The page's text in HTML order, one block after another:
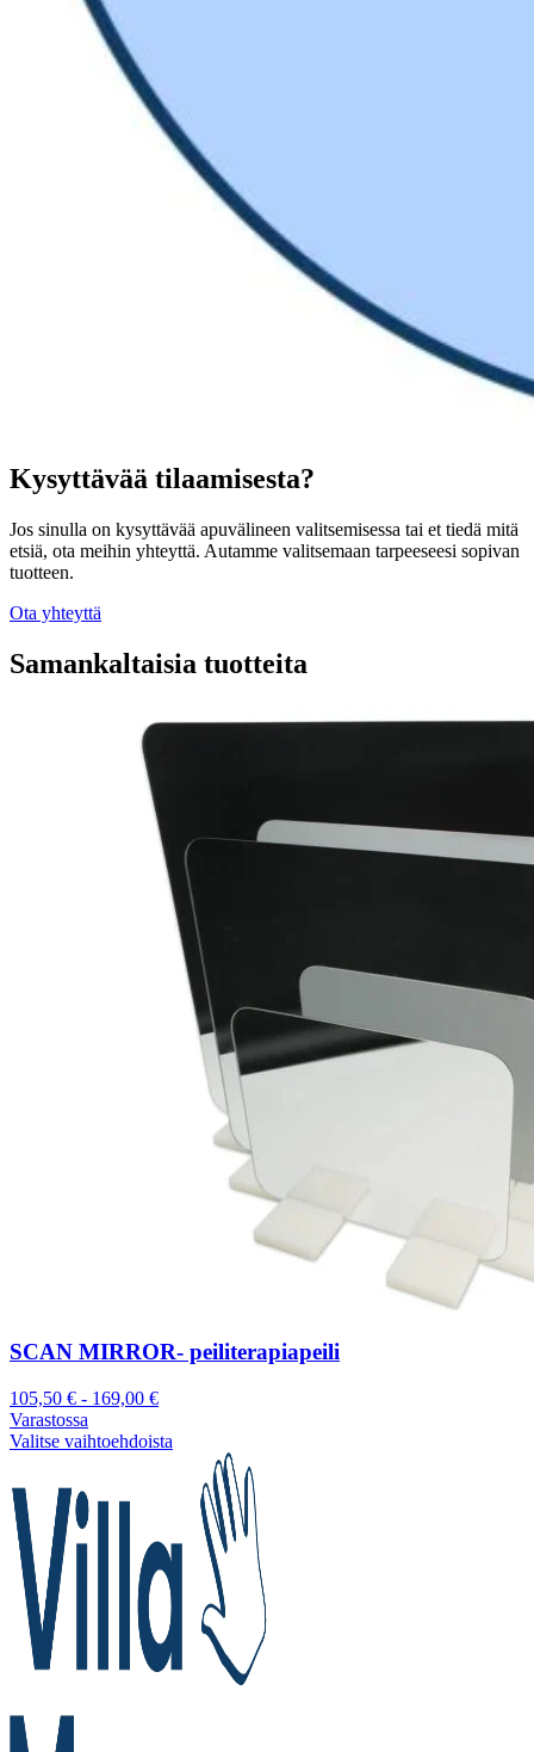
Kysyttävää tilaamisesta?
Jos sinulla on kysyttävää apuvälineen valitsemisessa tai et tiedä mitä
etsiä, ota meihin yhteyttä. Autamme valitsemaan tarpeeseesi sopivan
tuotteen.
Ota yhteyttä
Samankaltaisia tuotteita
SCAN MIRROR- peiliterapiapeili
105,50 € - 169,00 €
Varastossa
Valitse vaihtoehdoista